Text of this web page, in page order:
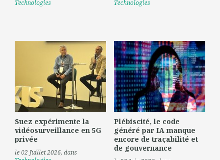
Technologies Technologies
Suez expérimente la
vidéosurveillance en 5G
privée
le 02 Juillet 2026, dans
Plébiscité, le code
généré par IA manque
encore de traçabilité et
de gouvernance